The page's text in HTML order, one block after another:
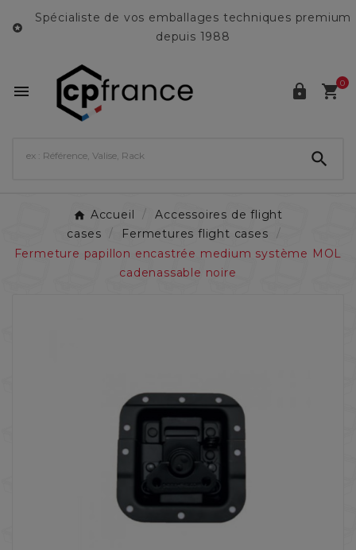

Spécialiste de vos emballages techniques premium
depuis 1988
  0

Accueil
Accessoires de flight
cases
Fermetures flight cases
Fermeture papillon encastrée medium système MOL
cadenassable noire